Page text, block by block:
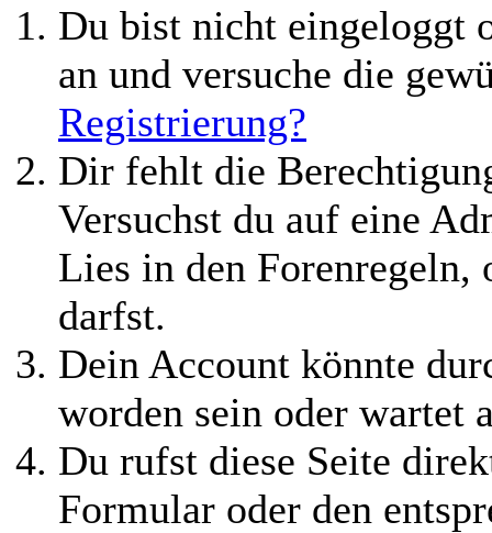
Du bist nicht eingeloggt
an und versuche die
Registrierung?
Dir fehlt die
Versuchst du auf eine
Lies in den Forenregeln,
darfst.
Dein Account könnte
worden sein oder wartet
Du rufst diese Seite
Formular oder den